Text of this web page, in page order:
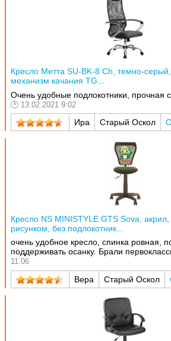
Кресло Метта SU-BK-8 Ch, темно-серый,
механизм качания TG...
Очень удобные подлокотники, прочная
13.02.2021 9:02
Ира Старый Оскол
Кресло NS MINISTYLE GTS Sova,
рисунком, без подлокотник...
очень удобное кресло, спинка ровная,
поддерживать осанку. Брали
11:06
Вера Старый Оскол